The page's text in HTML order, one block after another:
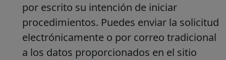
por escrito su intención de iniciar
procedimientos. Puedes enviar la solicitud
electrónicamente o por correo tradicional
a los datos proporcionados en el sitio